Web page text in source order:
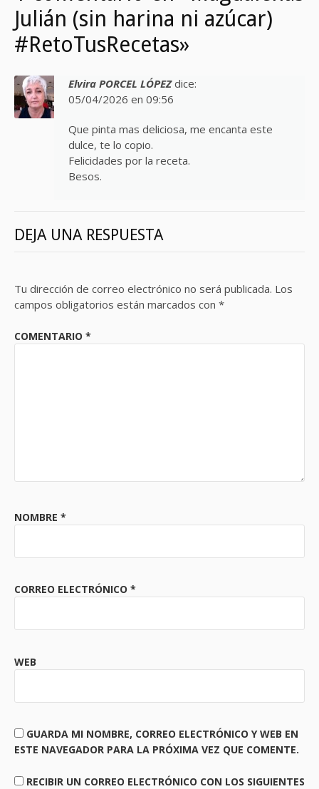
Julián (sin harina ni azúcar)
#RetoTusRecetas»
Elvira PORCEL LÓPEZ dice:
05/04/2026 en 09:56
Que pinta mas deliciosa, me encanta este
dulce, te lo copio.
Felicidades por la receta.
Besos.
DEJA UNA RESPUESTA
Tu dirección de correo electrónico no será publicada. Los
campos obligatorios están marcados con *
COMENTARIO *
NOMBRE *
CORREO ELECTRÓNICO *
WEB
GUARDA MI NOMBRE, CORREO ELECTRÓNICO Y WEB EN
ESTE NAVEGADOR PARA LA PRÓXIMA VEZ QUE COMENTE.
RECIBIR UN CORREO ELECTRÓNICO CON LOS SIGUIENTES